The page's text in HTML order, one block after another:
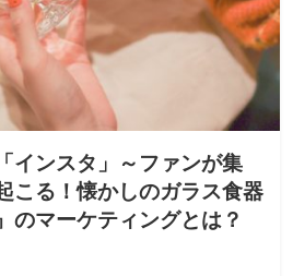
インスタ」～ファンが集
こる！懐かしのガラス食器
のマーケティングとは？